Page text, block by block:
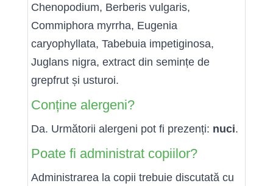
Chenopodium, Berberis vulgaris,
Commiphora myrrha, Eugenia
caryophyllata, Tabebuia impetiginosa,
Juglans nigra, extract din semințe de
grepfrut și usturoi.
Conține alergeni?
Da. Următorii alergeni pot fi prezenți: nuci.
Poate fi administrat copiilor?
Administrarea la copii trebuie discutată cu